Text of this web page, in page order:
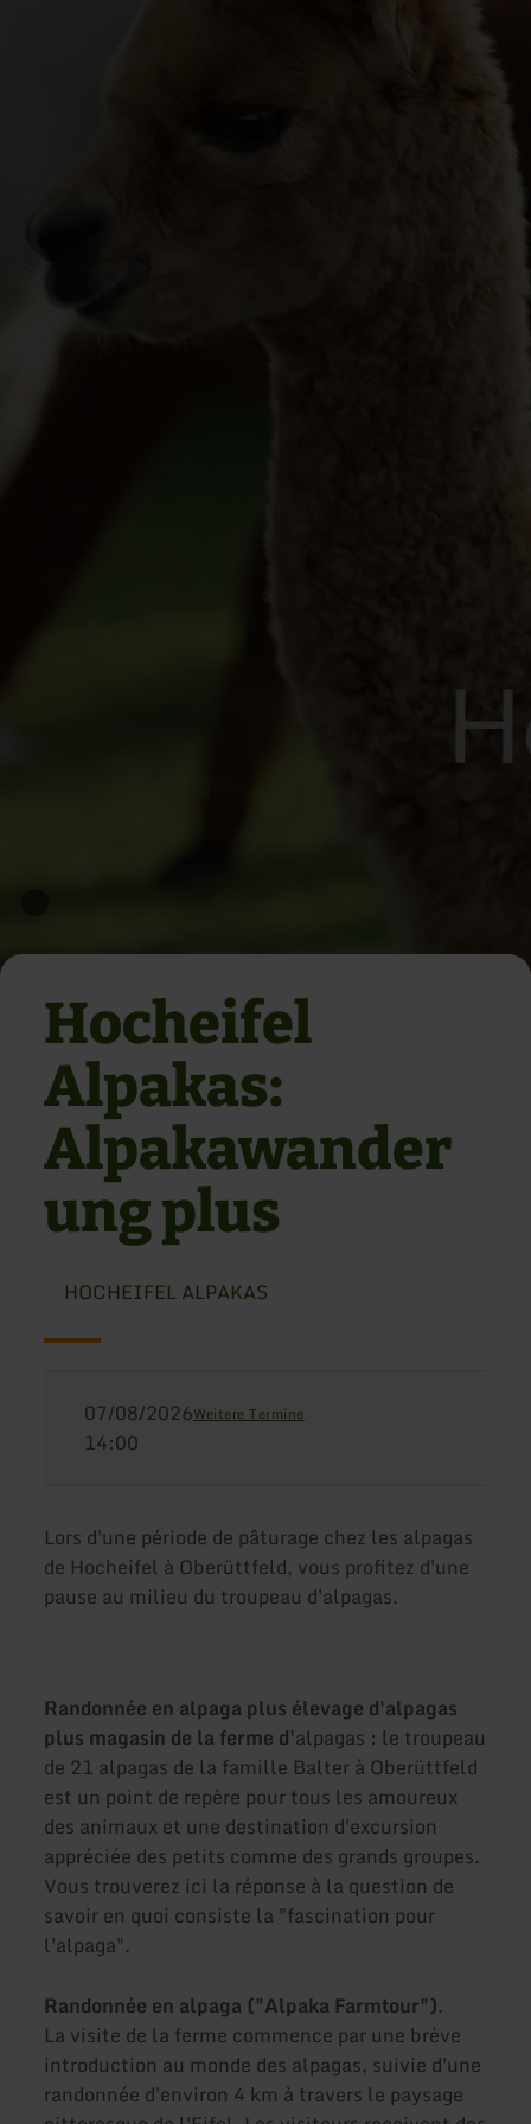
Hocheifel
Alpakas:
Alpakawander
ung plus
HOCHEIFEL ALPAKAS
07/08/2026Weitere Termine
14:00
Lors d'une période de pâturage chez les alpagas
de Hocheifel à Oberüttfeld, vous profitez d'une
pause au milieu du troupeau d'alpagas.
Randonnée en alpaga plus élevage d'alpagas
plus magasin de la ferme d'alpagas : le troupeau
de 21 alpagas de la famille Balter à Oberüttfeld
est un point de repère pour tous les amoureux
des animaux et une destination d'excursion
appréciée des petits comme des grands groupes.
Vous trouverez ici la réponse à la question de
savoir en quoi consiste la "fascination pour
l'alpaga".
Randonnée en alpaga ("Alpaka Farmtour").
La visite de la ferme commence par une brève
introduction au monde des alpagas, suivie d'une
randonnée d'environ 4 km à travers le paysage